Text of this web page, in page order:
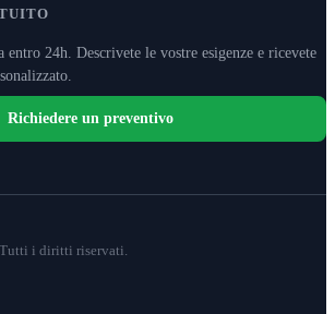
entro 24h. Descrivete le vostre esigenze e ricevete
Richiedere un preventivo
i diritti riservati.